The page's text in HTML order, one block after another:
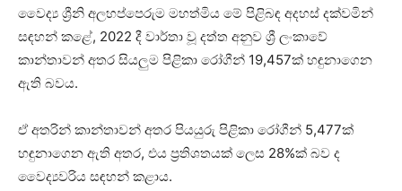
වෛද්‍ය ශ්‍රීනි අලහප්පෙරුම මහත්මිය මේ පිළිබඳ අදහස් දක්වමින්
සඳහන් කළේ, 2022 දී වාර්තා වූ දත්ත අනුව ශ්‍රී ලංකාවේ
කාන්තාවන් අතර සියලුම පිළිකා රෝගීන් 19,457ක් හඳුනාගෙන
ඇති බවය.
ඒ අතරින් කාන්තාවන් අතර පියයුරු පිළිකා රෝගීන් 5,477ක්
හඳුනාගෙන ඇති අතර, එය ප්‍රතිශතයක් ලෙස 28%ක් බව ද
වෛද්‍යවරිය සඳහන් කළාය.